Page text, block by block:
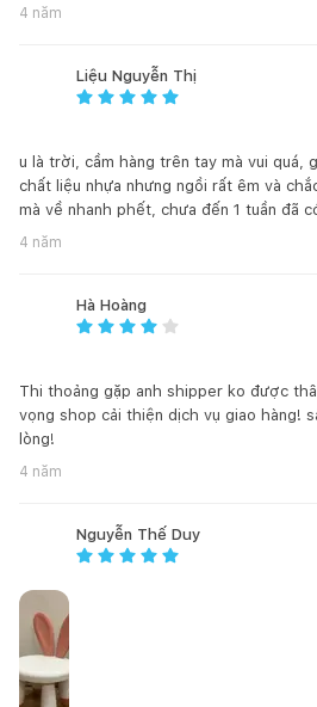
chân ghế có miếng hút chân không
lực tốt hơn
- Ghế ngồi cho bé được làm từ nhựa
toàn tuyệt đối, bề mặt láng mịn
góc cạnh bo tròn tăng tính thẩm mỹ
sợ bị cộc đầu hay va quệt...
*Lưu ý: Để đảm bảo quyền lợi của
sẽ được "BBT Global-Vì nụ cười trẻ
Khách sau khi chúng tôi tiếp nhận
bên vận chuyển thứ ba. Rất mong
4 năm
Liệu Nguyễn Thị
u là trời, cầm hàng trên tay mà vui quá,
chất liệu nhựa nhưng ngồi rất êm và
mà về nhanh phết, chưa đến 1 tuần đã
4 năm
Hà Hoàng
Thi thoảng gặp anh shipper ko được
vọng shop cải thiện dịch vụ giao hàng!
lòng!
4 năm
Nguyễn Thế Duy